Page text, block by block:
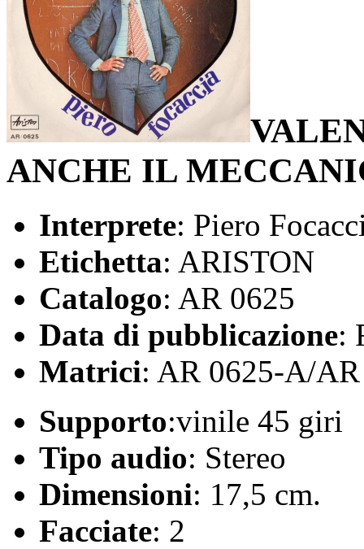
ANCHE IL
Interprete: Piero
Etichetta: ARISTON
Catalogo: AR 0625
Data di pubblicazione:
Matrici: AR 0625-A/
Supporto:vinile 45 giri
Tipo audio: Stereo
Dimensioni: 17,5 cm.
Facciate: 2